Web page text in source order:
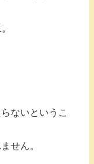
ないというこ
せん。